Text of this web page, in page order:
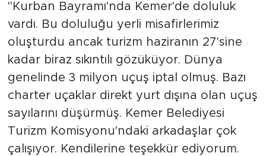
"Kurban Bayramı'nda Kemer'de doluluk
vardı. Bu doluluğu yerli misafirlerimiz
oluşturdu ancak turizm haziranın 27'sine
kadar biraz sıkıntılı gözüküyor. Dünya
genelinde 3 milyon uçuş iptal olmuş. Bazı
charter uçaklar direkt yurt dışına olan uçuş
sayılarını düşürmüş. Kemer Belediyesi
Turizm Komisyonu'ndaki arkadaşlar çok
çalışıyor. Kendilerine teşekkür ediyorum.